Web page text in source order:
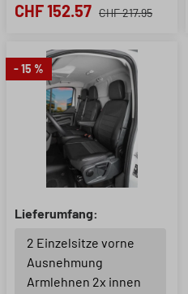
CHF 152.57 CHF 217.95
- 15 %
Lieferumfang:
2 Einzelsitze vorne
Ausnehmung
Armlehnen 2x innen